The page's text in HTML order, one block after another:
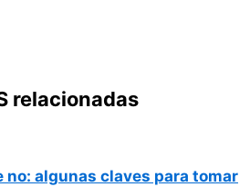
relacionadas
no: algunas claves para tomar